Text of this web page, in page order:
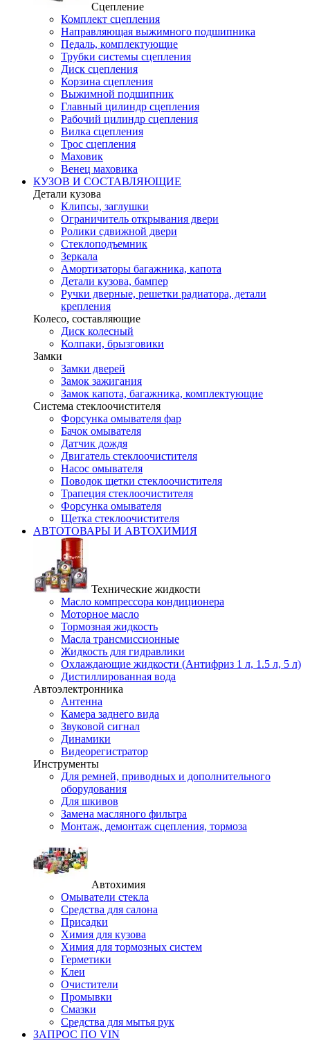
Сцепление
Комплект сцепления
Направляющая выжимного подшипника
Педаль, комплектующие
Трубки системы сцепления
Диск сцепления
Корзина сцепления
Выжимной подшипник
Главный цилиндр сцепления
Рабочий цилиндр сцепления
Вилка сцепления
Трос сцепления
Маховик
Венец маховика
КУЗОВ И СОСТАВЛЯЮЩИЕ
Детали кузова
Клипсы, заглушки
Ограничитель открывания двери
Ролики сдвижной двери
Стеклоподъемник
Зеркала
Амортизаторы багажника, капота
Детали кузова, бампер
Ручки дверные, решетки радиатора, детали
крепления
Колесо, составляющие
Диск колесный
Колпаки, брызговики
Замки
Замки дверей
Замок зажигания
Замок капота, багажника, комплектующие
Система стеклоочистителя
Форсунка омывателя фар
Бачок омывателя
Датчик дождя
Двигатель стеклоочистителя
Насос омывателя
Поводок щетки стеклоочистителя
Трапеция стеклоочистителя
Форсунка омывателя
Щетка стеклоочистителя
АВТОТОВАРЫ И АВТОХИМИЯ
Технические жидкости
Масло компрессора кондиционера
Моторное масло
Тормозная жидкость
Масла трансмиссионные
Жидкость для гидравлики
Охлаждающие жидкости (Антифриз 1 л, 1.5 л, 5 л)
Дистиллированная вода
Автоэлектронника
Антенна
Камера заднего вида
Звуковой сигнал
Динамики
Видеорегистратор
Инструменты
Для ремней, приводных и дополнительного
оборудования
Для шкивов
Замена масляного фильтра
Монтаж, демонтаж сцепления, тормоза
Автохимия
Омыватели стекла
Средства для салона
Присадки
Химия для кузова
Химия для тормозных систем
Герметики
Клеи
Очистители
Промывки
Смазки
Средства для мытья рук
ЗАПРОС ПО VIN